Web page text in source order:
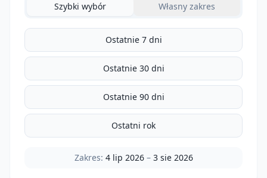
Szybki wybór Własny zakres
Ostatnie 7 dni
Ostatnie 30 dni
Ostatnie 90 dni
Ostatni rok
Zakres: 4 lip 2026– 3 sie 2026